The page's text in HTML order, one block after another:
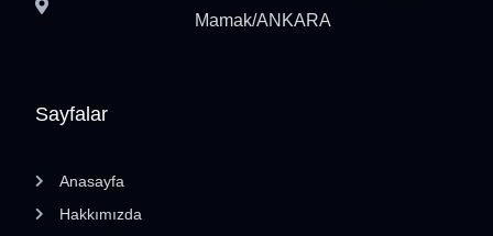
Sayfalar
Anasayfa
Hakkımızda
Mamak/ANKARA